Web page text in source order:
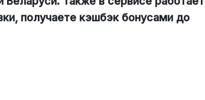
получаете кэшбэк бонусами до